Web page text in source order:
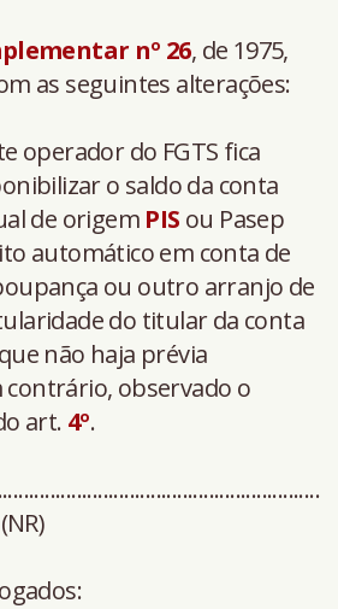
nº 26, de 1975,
as seguintes alterações:
operador do FGTS fica
o saldo da conta
de origem PIS ou Pasep
automático em conta de
ou outro arranjo de
do titular da conta
não haja prévia
contrário, observado o
art. 4º.